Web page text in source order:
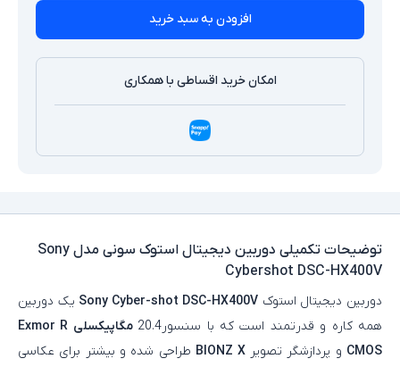
افزودن به سبد خرید
امکان خرید اقساطی با همکاری
توضیحات تکمیلی
دوربین دیجیتال استوک سونی مدل Sony
Cybershot DSC-HX400V
دوربین دیجیتال استوکSony Cyber-shot DSC-HX400V یک دوربین
همه‌ کاره و قدرتمند است که با سنسور20.4
مگاپیکسلی Exmor R
CMOS و پردازشگر تصویرBIONZ X طراحی شده و بیشتر برای عکاسی